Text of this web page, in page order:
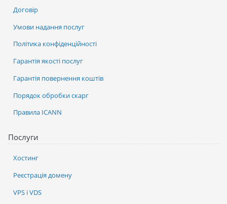
Послуги
Хостинг
Реєстрація домену
VPS і VDS
Договір
Умови надання послуг
Політика конфіденційності
Гарантія якості послуг
Гарантія повернення коштів
Порядок обробки скарг
Правила ICANN